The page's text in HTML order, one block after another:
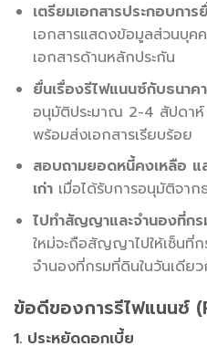
เตรียมเอกสารประกอบกา
เอกสารแสดงข้อมูลส่วนบุค
เอกสารด้านหลักประกัน
ยื่นเรื่องรีไฟแนนซ์กับธนาค
อนุมัติประมาณ 2-4 สัปดาห์
พร้อมส่งเอกสารเรียบร้อย
สอบถามยอดหนี้คงเหลือ แ
เก่าเมื่อได้รับการอนุมัติจาก
ไปทำสัญญาและจำนองที่ก
ใหม่จะถือสัญญาไปให้เซ็น
จำนองที่กรมที่ดินในวันเดีย
ข้อดีของการรีไฟแนนซ์
1. ประหยัดดอกเบี้ย